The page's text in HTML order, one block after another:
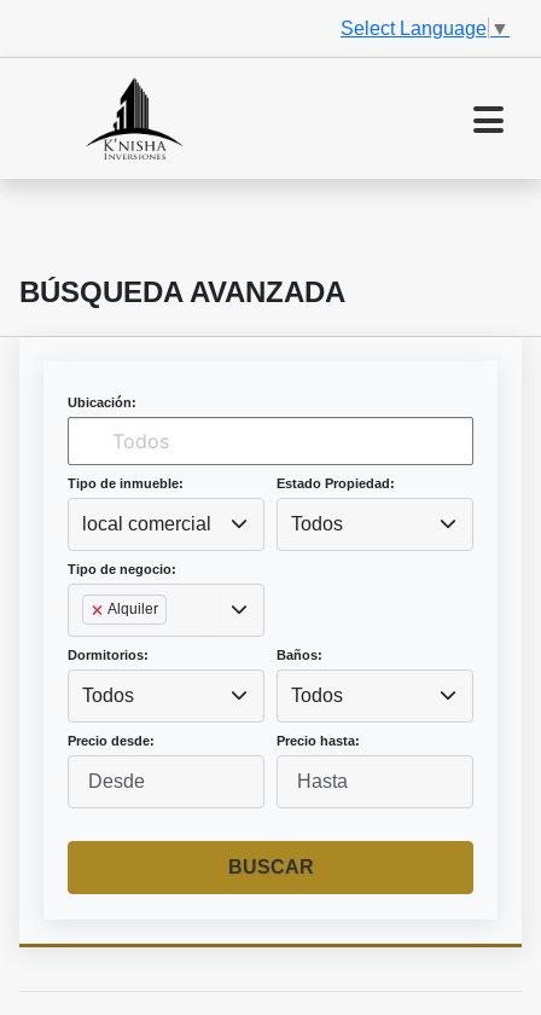
Select Language ▼
BÚSQUEDA AVANZADA
Ubicación:
Tipo de inmueble:
local comercial
Estado Propiedad:
Todos
Tipo de negocio:
Alquiler
Dormitorios:
Todos
Baños:
Todos
Precio desde: Precio hasta:
BUSCAR